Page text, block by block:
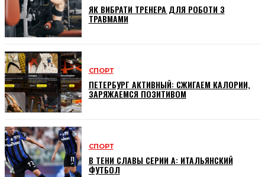
ЯК ВИБРАТИ ТРЕНЕРА ДЛЯ РОБОТИ З
ТРАВМАМИ
СПОРТ
ПЕТЕРБУРГ АКТИВНЫЙ: СЖИГАЕМ КАЛОРИИ,
ЗАРЯЖАЕМСЯ ПОЗИТИВОМ
СПОРТ
В ТЕНИ СЛАВЫ СЕРИИ А: ИТАЛЬЯНСКИЙ
ФУТБОЛ